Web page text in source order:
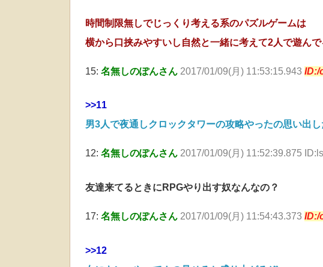
時間制限無しでじっくり考える系のパズルゲームは
横から口挟みやすいし自然と一緒に考えて2人で遊ん
15: 名無しのぽんさん 2017/01/09(月) 11:53:15.943 ID:/
>>11
男3人で夜通しクロックタワーの攻略やったの思い出し
12: 名無しのぽんさん 2017/01/09(月) 11:52:39.875
友達来てるときにRPGやり出す奴なんなの？
17: 名無しのぽんさん 2017/01/09(月) 11:54:43.373 ID:/
>>12